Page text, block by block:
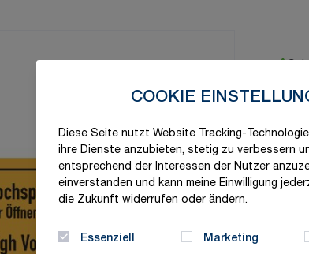
COOKIE
Diese Seite nutzt Website Tracking-
ihre Dienste anzubieten, stetig zu verbessern
entsprechend der Interessen der Nutzer
einverstanden und kann meine Einwilligung
die Zukunft widerrufen oder ändern.
Essenziell Marketing